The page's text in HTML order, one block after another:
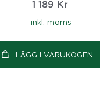
1 189 Kr
inkl. moms
LÄGG I VARUKOGEN